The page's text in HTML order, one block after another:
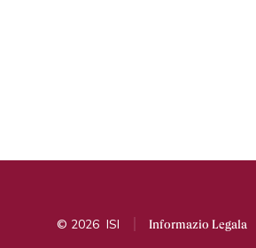
© 2026 ISI Informazio Legala